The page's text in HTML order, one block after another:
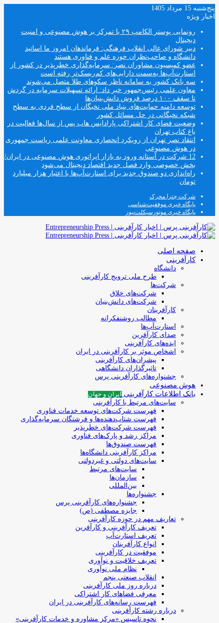
پنج‌شنبه 15 مرداد 1405
اخبار ویژه
رونمایی پوستر الکامپ ۲۹ با تمرکز بر هوش مصنوعی و امنیت
دیجیتال
دبیر شورای عالی انقلاب فرهنگی: فرماندهان امروز ما اساتید
دانشگاه و صاحب‌نظران حوزه علم و فناوری هستند
عضو کمیسیون مشاوران نصر: سرمایه‌گذاری خطرپذیر در کشور از
استارت‌آپ‌ها به‌سمت دارایی‌های کم‌ریسک‌تر رفته است
سه بانک کشور به سامانه ناظر سکوهای طلا متصل می‌شوند
معاون علمی رئیس‌جمهور خبر داد: ارائه تسهیلات سرمایه در گردش
تا سقف ۱۰۰ درصد فروش دانش‌بنیان‌ها
توسعه دامنه حمایت‌های بنیاد ملی نخبگان از سطح فردی به سطح
شبکه نخبگانی در حل مسائل کشور
وضعیت فضای کار اشتراکی پارادایس هاب پس از سال‌ها فعالیت در
باغ کتاب تهران
انتقاد نصر تهران از رویکرد انحصاری معاونت علمی ریاست جمهوری
در هوش مصنوعی
12 شرکت در آستانه ورود به بازار اپراتوری هوش مصنوعی در ایران/
بخش خصوصی وارد فصل جدید اقتصاد دیجیتال می‌شود
راه‌اندازی دو صندوق جدید برای استارت‌آپ‌ها با اعتبار هزار میلیارد
تومان
شرکت چترا محرک
پایگاه خبری موفقیت‌شناسی
پایگاه خبری موتورسیکلت‌نیوز
صفحه اصلی
کارآفرینی
دانشگاه
طرح ملی ترویج کارآفرینی
شرکت‌ها
شرکت‌های خلاق
شرکت‌های دانش‌بنیان
کارآفرینان
مطالب روشنفکرانه
استارت‌آپ‌ها
صدای کارآفرین
ایده‌های کارآفرینی
اشخاص موثر بر کارآفرینی در ایران
پیشران‌های کارآفرینی
تاثیرگذاران دانشگاهی
جشنواره‌های کارآفرینی‌ پرس
هوش مصنوعی
بانک اطلاعات کارآفرینی
ایران و جهان
سایت‌های مرتبط با کارآفرینی
فهرست شرکت‌های‌‌ توسعه‌ خدمات فناوری
فهرست شتاب‌دهنده‌ها‌ و فرشتگان‌ سرمایه‌گذاری
فهرست شرکت‌های خطرپذیر
مراکز رشد و پارک‌های فناوری
فهرست صندوق‌ها
مراکز کارآفرینی دانشگاه‌ها
سایت‌های دولتی و غیردولتی
سایت‌های مرتبط
سازمان‌ها
بین‌المللی
جشنواره‌ها
جشنواره‌های کارآفرینی‌ پرس
جایزه مصطفی (ص)
تعاریف مهم در حوزه کارآفرینی
تعریف کارآفرینی و کارآفرین
تعریف استارت‌آپ
انواع کارآفرینان
موفقیت در کارآفرینی
تعریف خلاقیت و نوآوری
نظام ملی نوآوری
انقلاب صنعتی پنجم
درباره روز ملی کارآفرینی
معرفی فضاهای کار اشتراکی
فهرست رسانه‌های کارآفرینی در ایران
درباره رشته کارآفرینی
نحوه تاسیس «مرکز مشاوره و خدمات کارآفرینی»